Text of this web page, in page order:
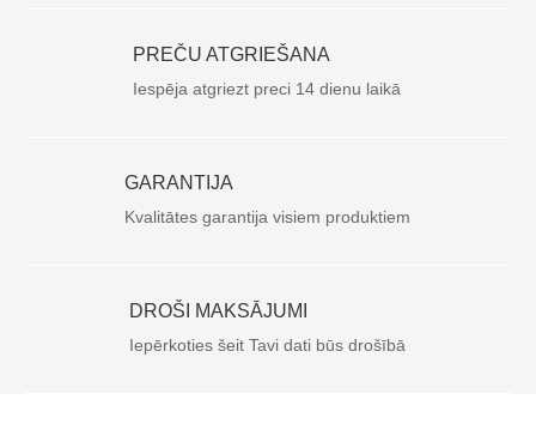
PREČU ATGRIEŠANA
Iespēja atgriezt preci 14 dienu laikā
GARANTIJA
Kvalitātes garantija visiem produktiem
DROŠI MAKSĀJUMI
Iepērkoties šeit Tavi dati būs drošībā